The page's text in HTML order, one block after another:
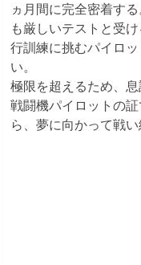
ヵ月間に完全密着す
も厳しいテストと受
行訓練に挑むパイロ
い。
極限を超えるため、
戦闘機パイロットの
ら、夢に向かって戦